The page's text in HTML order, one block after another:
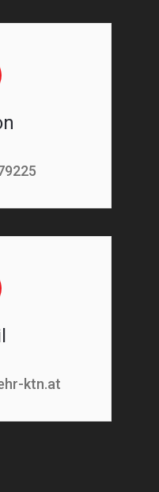
ktn.at